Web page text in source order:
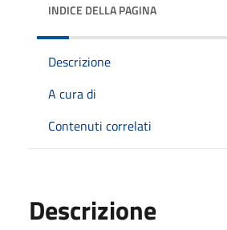
INDICE DELLA PAGINA
Descrizione
A cura di
Contenuti correlati
Descrizione